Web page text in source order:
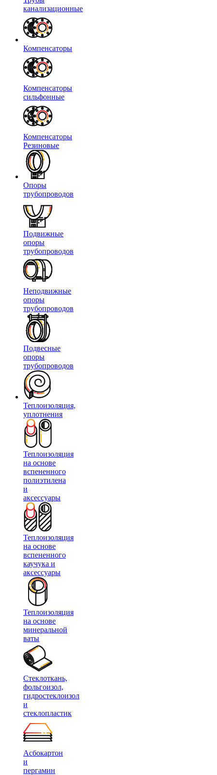
канализационные
Компенсаторы
Компенсаторы
сильфонные
Компенсаторы
Резиновые
Опоры
трубопроводов
Подвижные
опоры
трубопроводов
Неподвижные
опоры
трубопроводов
Подвесные
опоры
трубопроводов
Теплоизоляция,
уплотнения
Теплоизоляция
на основе
вспененного
полиэтилена
и
аксессуары
Теплоизоляция
на основе
вспененного
каучука и
аксессуары
Теплоизоляция
на основе
минеральной
ваты
Стеклоткань,
фольгоизол,
гидростеклоизол
и
стеклопластик
Асбокартон
и
пергамин